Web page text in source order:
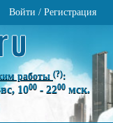
Войти / Регистрация
работы (?):
1000 - 2200 мск.